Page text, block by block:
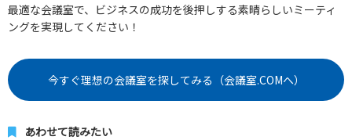
最適な会議室で、ビジネスの成功を後押しする素晴らしいミーティ
ングを実現してください！
今すぐ理想の会議室を探してみる（会議室.COMへ）
あわせて読みたい